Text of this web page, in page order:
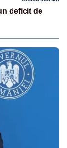
deficit de